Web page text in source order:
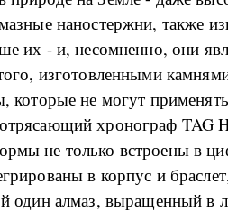
наностержни, также
их - и, несомненно, они
изготовленными
которые не могут
хронограф TAG
не только встроены в
в корпус и
один алмаз, выращенный в